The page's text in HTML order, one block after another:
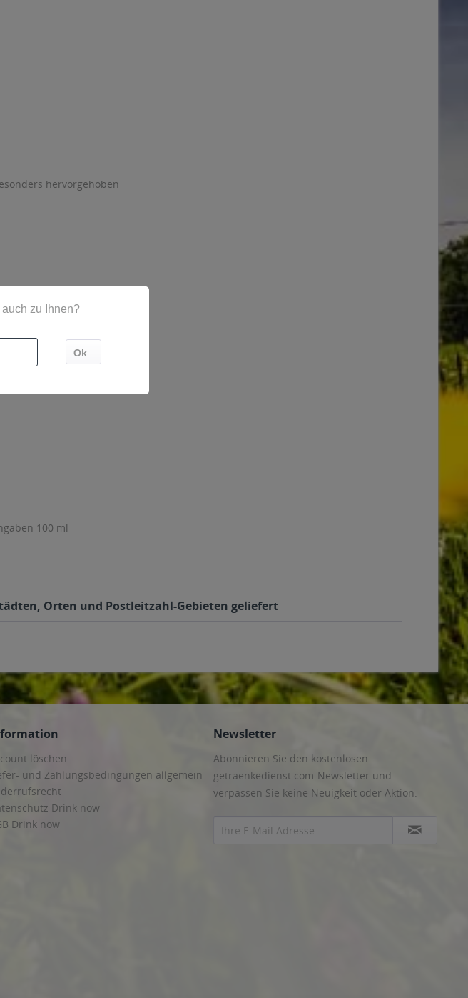
hervorgehoben
100 ml
Orten und Postleitzahl-Gebieten geliefert
löschen
und Zahlungsbedingungen allgemein
Drink now
Drink now
Newsletter
Abonnieren Sie den kostenlosen
getraenkedienst.com-Newsletter und
verpassen Sie keine Neuigkeit oder Aktion.